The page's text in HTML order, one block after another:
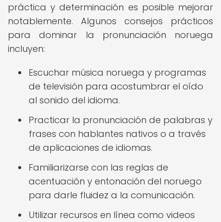
práctica y determinación es posible mejorar
notablemente. Algunos consejos prácticos
para dominar la pronunciación noruega
incluyen:
Escuchar música noruega y programas
de televisión para acostumbrar el oído
al sonido del idioma.
Practicar la pronunciación de palabras y
frases con hablantes nativos o a través
de aplicaciones de idiomas.
Familiarizarse con las reglas de
acentuación y entonación del noruego
para darle fluidez a la comunicación.
Utilizar recursos en línea como videos